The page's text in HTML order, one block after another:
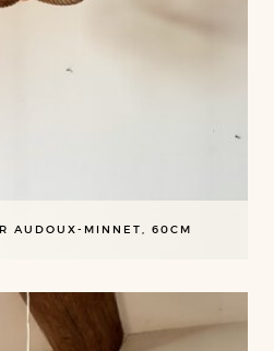
AUDOUX-MINNET, 60CM